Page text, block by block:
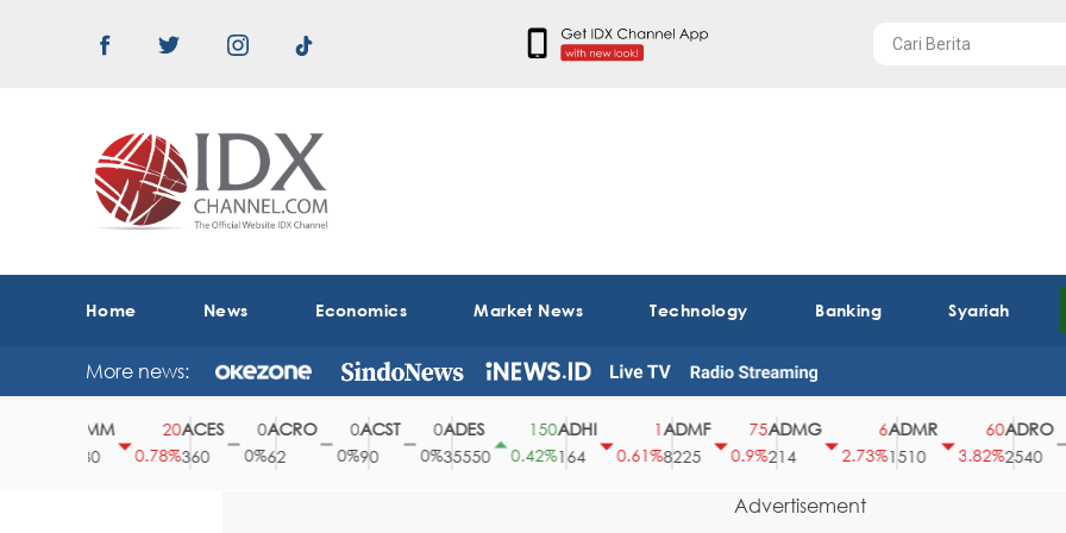
Home News Economics Market News Technology Banking Syariah
More news:
0.78%
ACES
360
0
ACRO
62
0
ACST
90
0
ADES
35550
0.42%
ADHI
164
0.61%
ADMF
8225
0.9%
ADMG
214
2.73%
ADMR
1510
3.82%
ADRO
2540
0
0%
Advertisement